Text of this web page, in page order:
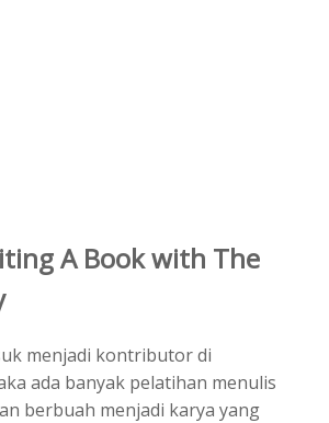
A Book with The
menjadi kontributor di
ada banyak pelatihan menulis
berbuah menjadi karya yang